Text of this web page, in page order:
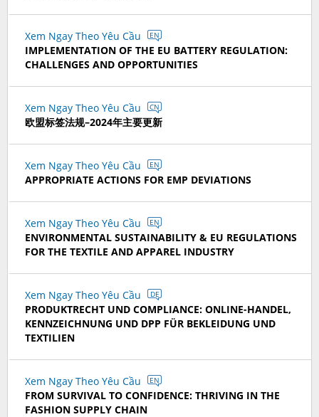
Xem Ngay Theo Yêu Cầu EN
IMPLEMENTATION OF THE EU BATTERY REGULATION:
CHALLENGES AND OPPORTUNITIES
Xem Ngay Theo Yêu Cầu CN
欧盟标签法规–2024年主要更新
Xem Ngay Theo Yêu Cầu EN
APPROPRIATE ACTIONS FOR EMP DEVIATIONS
Xem Ngay Theo Yêu Cầu EN
ENVIRONMENTAL SUSTAINABILITY & EU REGULATIONS
FOR THE TEXTILE AND APPAREL INDUSTRY
Xem Ngay Theo Yêu Cầu DE
PRODUKTRECHT UND COMPLIANCE: ONLINE-HANDEL,
KENNZEICHNUNG UND DPP FÜR BEKLEIDUNG UND
TEXTILIEN
Xem Ngay Theo Yêu Cầu EN
FROM SURVIVAL TO CONFIDENCE: THRIVING IN THE
FASHION SUPPLY CHAIN